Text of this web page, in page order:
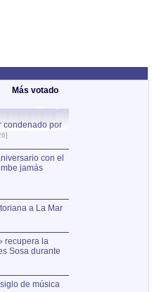
Más votado
condenado por
con el
jamás
a La Mar
recupera la
Sosa durante
de música